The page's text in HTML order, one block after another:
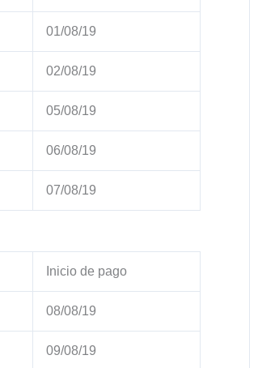
01/08/19
02/08/19
05/08/19
06/08/19
07/08/19
Inicio de pago
08/08/19
09/08/19